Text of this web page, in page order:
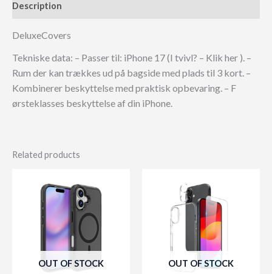
Description
DeluxeCovers
Tekniske data: – Passer til: iPhone 17 (I tvivl? – Klik her ). –
Rum der kan trækkes ud på bagside med plads til 3 kort. –
Kombinerer beskyttelse med praktisk opbevaring. – F
ørsteklasses beskyttelse af din iPhone.
Related products
OUT OF STOCK OUT OF STOCK